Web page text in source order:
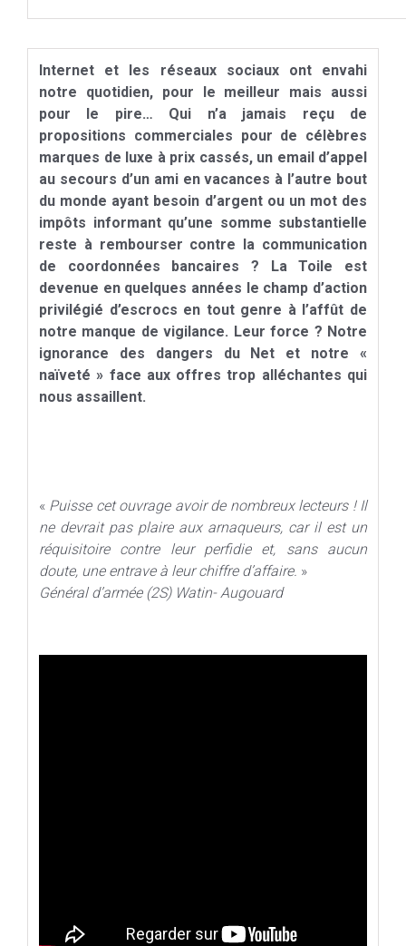
Internet et les réseaux sociaux ont envahi
notre quotidien, pour le meilleur mais aussi
pour le pire… Qui n’a jamais reçu de
propositions commerciales pour de célèbres
marques de luxe à prix cassés, un email d’appel
au secours d’un ami en vacances à l’autre bout
du monde ayant besoin d’argent ou un mot des
impôts informant qu’une somme substantielle
reste à rembourser contre la communication
de coordonnées bancaires ? La Toile est
devenue en quelques années le champ d’action
privilégié d’escrocs en tout genre à l’affût de
notre manque de vigilance. Leur force ? Notre
ignorance des dangers du Net et notre «
naïveté » face aux offres trop alléchantes qui
nous assaillent.
« Puisse cet ouvrage avoir de nombreux lecteurs ! Il
ne devrait pas plaire aux arnaqueurs, car il est un
réquisitoire contre leur perfidie et, sans aucun
doute, une entrave à leur chiffre d’affaire. »
Général d’armée (2S) Watin- Augouard